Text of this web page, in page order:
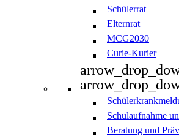
Schülerrat
Elternrat
MCG2030
Curie-Kurier
Schulaufnahme
Beratung und